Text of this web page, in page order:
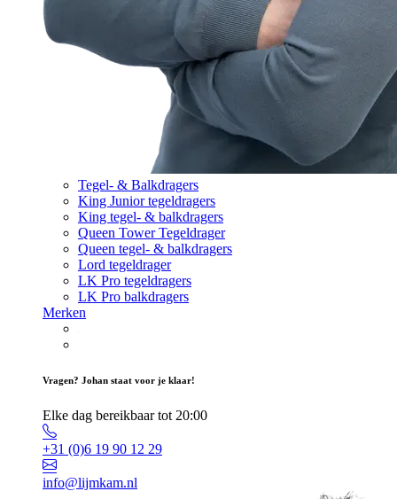
Tegel- & Balkdragers
King Junior tegeldragers
King tegel- & balkdragers
Queen Tower Tegeldrager
Queen tegel- & balkdragers
Lord tegeldrager
LK Pro tegeldragers
LK Pro balkdragers
Merken
Vragen? Johan staat voor je klaar!
Elke dag bereikbaar tot 20:00
+31 (0)6 19 90 12 29
info@lijmkam.nl